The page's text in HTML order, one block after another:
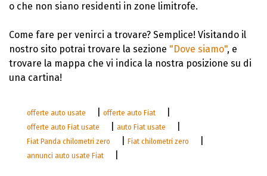
o che non siano residenti in zone limitrofe.
Come fare per venirci a trovare? Semplice! Visitando il
nostro sito potrai trovare la sezione "Dove siamo", e
trovare la mappa che vi indica la nostra posizione su di
una cartina!
offerte auto usate offerte auto Fiat
offerte auto Fiat usate auto Fiat usate
Fiat Panda chilometri zero Fiat chilometri zero
annunci auto usate Fiat